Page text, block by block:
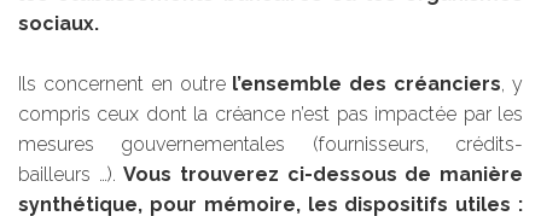
sociaux.
Ils concernent en outre l’ensemble des créanciers, y
compris ceux dont la créance n’est pas impactée par les
mesures gouvernementales (fournisseurs, crédits-
bailleurs …).Vous trouverez ci-dessous de manière
synthétique, pour mémoire, les dispositifs utiles :